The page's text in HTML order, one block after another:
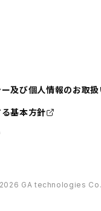
及び個人情報のお取
基本方針
GA technologies